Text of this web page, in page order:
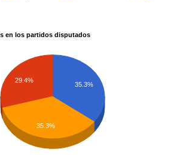
en los partidos disputados
35.3%
29.4%
35.3%